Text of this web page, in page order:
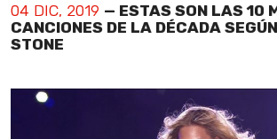
04 DIC, 2019 — ESTAS SON LAS 10
CANCIONES DE LA DÉCADA
STONE